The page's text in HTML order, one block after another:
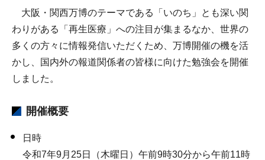
大阪・関西万博のテーマである「いのち」とも深い関
わりがある「再生医療」への注目が集まるなか、世界の
多くの方々に情報発信いただくため、万博開催の機を活
かし、国内外の報道関係者の皆様に向けた勉強会を開催
しました。
開催概要
日時
令和7年9月25日（木曜日）午前9時30分から午前11時